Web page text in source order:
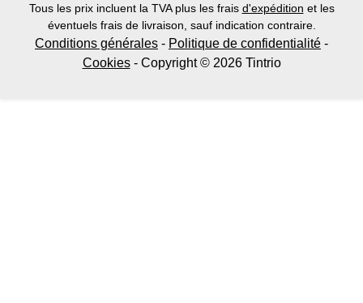
Tous les prix incluent la TVA plus les frais d'expédition et les
éventuels frais de livraison, sauf indication contraire.
Conditions générales - Politique de confidentialité -
Cookies- Copyright © 2026 Tintrio